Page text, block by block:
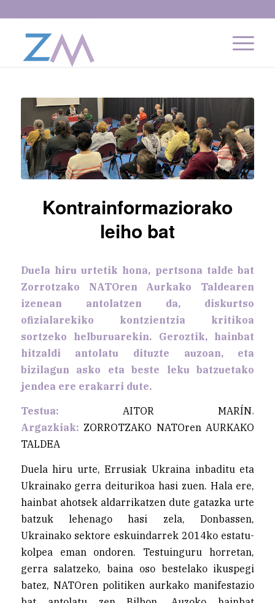
Kontrainformaziorako
leiho bat
Duela hiru urtetik hona, pertsona talde bat
Zorrotzako NATOren Aurkako Taldearen
izenean antolatzen da, diskurtso
ofizialarekiko kontzientzia kritikoa
sortzeko helburuarekin. Geroztik, hainbat
hitzaldi antolatu dituzte auzoan, eta
bizilagun asko eta beste leku batzuetako
jendea ere erakarri dute.
Testua: AITOR MARÍN.
Argazkiak: ZORROTZAKO NATOren AURKAKO
TALDEA
Duela hiru urte, Errusiak Ukraina inbaditu eta
Ukrainako gerra deiturikoa hasi zuen. Hala ere,
hainbat ahotsek aldarrikatzen dute gatazka urte
batzuk lehenago hasi zela, Donbassen,
Ukrainako sektore eskuindarrek 2014ko estatu-
kolpea eman ondoren. Testuinguru horretan,
gerra salatzeko, baina oso bestelako ikuspegi
batez, NATOren politiken aurkako manifestazio